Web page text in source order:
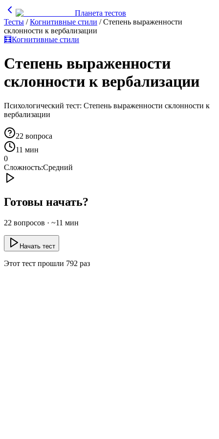
Планета тестов
Тесты /Когнитивные стили /Степень выраженности
склонности к вербализации
🧮Когнитивные стили
Степень выраженности
склонности к вербализации
Психологический тест: Степень выраженности склонности к
вербализации
22 вопроса
11 мин
0
Сложность:Средний
Готовы начать?
22 вопросов · ~11 мин
Начать тест
Этот тест прошли 792 раз